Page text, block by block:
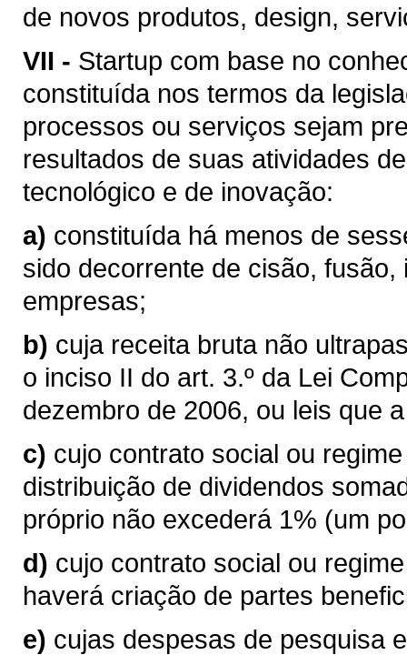
de novos produtos, design,
VII - Startup com base no
constituída nos termos da
processos ou serviços sejam
resultados de suas atividades
tecnológico e de inovação:
a) constituída há menos de
sido decorrente de cisão,
empresas;
b) cuja receita bruta não
o inciso II do art. 3.º da Lei
dezembro de 2006, ou leis que
c) cujo contrato social ou
distribuição de dividendos
próprio não excederá 1% (um
d) cujo contrato social ou
haverá criação de partes
e) cujas despesas de pesquisa